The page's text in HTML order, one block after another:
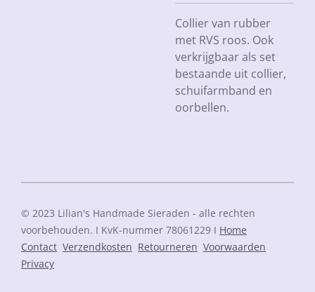
Collier van rubber
met RVS roos. Ook
verkrijgbaar als set
bestaande uit collier,
schuifarmband en
oorbellen.
© 2023 Lilian's Handmade Sieraden - alle rechten
voorbehouden. I KvK-nummer 78061229 I Home
Contact Verzendkosten Retourneren Voorwaarden
Privacy